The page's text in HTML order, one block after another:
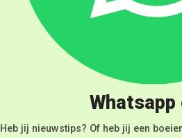
Whatsapp
Heb jij nieuwstips? Of heb jij een